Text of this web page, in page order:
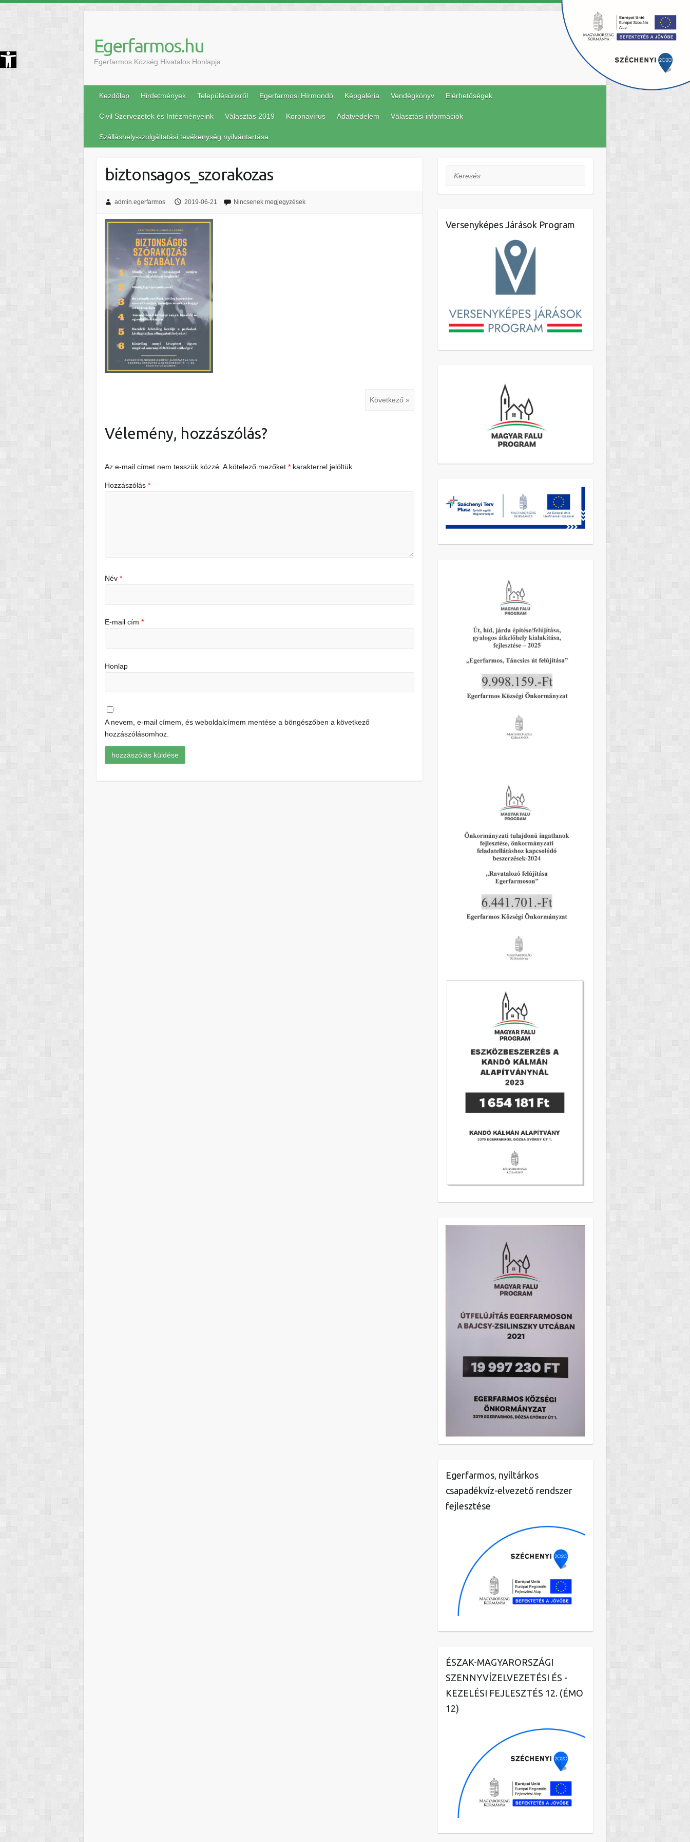
Eszköztár megnyitása Egerfarmos.hu
Egerfarmos Község Hivatalos Honlapja
Kezdőlap Hirdetmények Településünkről Egerfarmosi Hírmondó Képgaléria Vendégkönyv Elérhetőségek
Civil Szervezetek és Intézményeink Választás 2019 Koronavírus Adatvédelem Választási információk
Szálláshely-szolgáltatási tevékenység nyilvántartása
biztonsagos_szorakozas
admin.egerfarmos 2019-06-21 Nincsenek megjegyzések
Következő »
Vélemény, hozzászólás?
Az e-mail címet nem tesszük közzé. A kötelező mezőket* karakterrel jelöltük
Hozzászólás*
Név*
E-mail cím*
Honlap
A nevem, e-mail címem, és weboldalcímem mentése a böngészőben a következő
hozzászólásomhoz.
Keresés
Versenyképes Járások Program
Egerfarmos, nyíltárkos
csapadékvíz-elvezető rendszer
fejlesztése
ÉSZAK-MAGYARORSZÁGI
SZENNYVÍZELVEZETÉSI ÉS -
KEZELÉSI FEJLESZTÉS 12. (ÉMO
12)